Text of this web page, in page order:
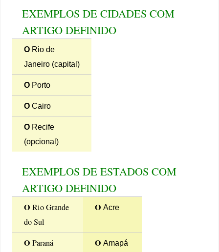
EXEMPLOS DE CIDADES COM
ARTIGO DEFINIDO
O Rio de
Janeiro (capital)
O Porto
O Cairo
O Recife
(opcional)
EXEMPLOS DE ESTADOS COM
ARTIGO DEFINIDO
O Rio Grande
do Sul
OAcre
O Paraná OAmapá